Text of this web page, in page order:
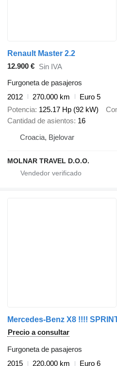
Renault Master 2.2
12.900 € Sin IVA
Furgoneta de pasajeros
2012
270.000 km
Euro 5
Potencia 125.17 Hp (92 kW)
Cantidad de asientos 16
Croacia, Bjelovar
MOLNAR TRAVEL D.O.O.
Mercedes-Benz X8 !!!!
Precio a consultar
Furgoneta de pasajeros
2015
220.000 km
Euro 6